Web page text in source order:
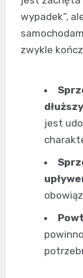
wypadek”,
zwykle
jest